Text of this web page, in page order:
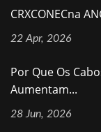
CRXCONECna
22 Apr, 2026
Por Que Os
Aumentam...
28 Jun, 2026